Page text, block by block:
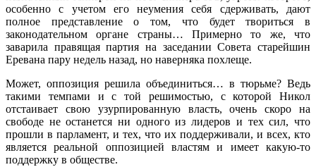
особенно с учетом его неумения себя сдерживать, дают
полное представление о том, что будет твориться в
законодательном органе страны… Примерно то же, что
заварила правящая партия на заседании Совета старейшин
Еревана пару недель назад, но наверняка похлеще.
Может, оппозиция решила объединиться… в тюрьме? Ведь
такими темпами и с той решимостью, с которой Никол
отстаивает свою узурпированную власть, очень скоро на
свободе не останется ни одного из лидеров и тех сил, что
прошли в парламент, и тех, что их поддерживали, и всех, кто
является реальной оппозицией властям и имеет какую-то
поддержку в обществе.